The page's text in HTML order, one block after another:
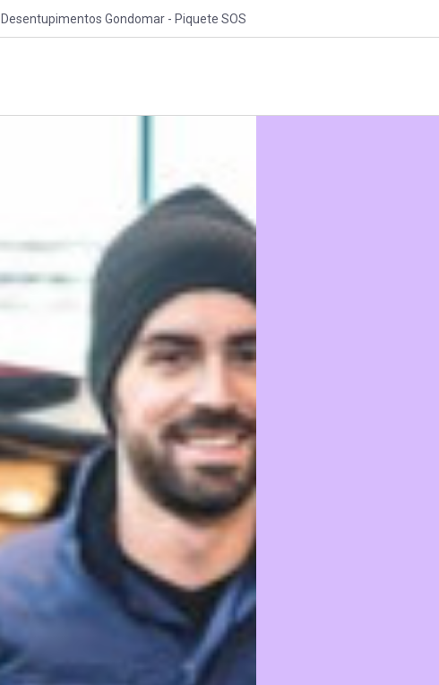
Desentupimentos Gondomar - Piquete SOS